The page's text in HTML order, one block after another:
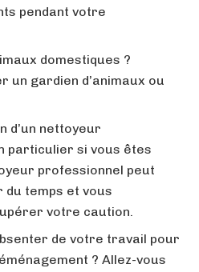
pendant votre
domestiques ?
un gardien d’animaux ou
d’un nettoyeur
particulier si vous êtes
professionnel peut
temps et vous
votre caution.
de votre travail pour
? Allez-vous